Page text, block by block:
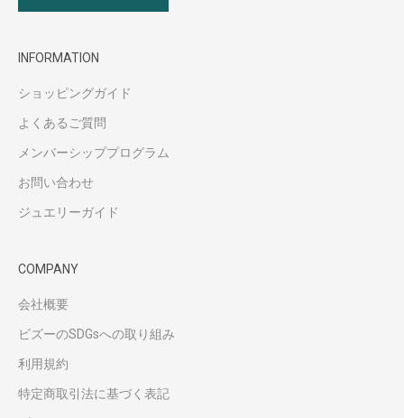
INFORMATION
ショッピングガイド
よくあるご質問
メンバーシッププログラム
お問い合わせ
ジュエリーガイド
COMPANY
会社概要
ビズーのSDGsへの取り組み
利用規約
特定商取引法に基づく表記